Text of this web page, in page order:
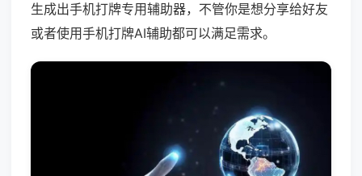
生成出手机打牌专用辅助器，不管你是想分享给好友
或者使用手机打牌AI辅助都可以满足需求。